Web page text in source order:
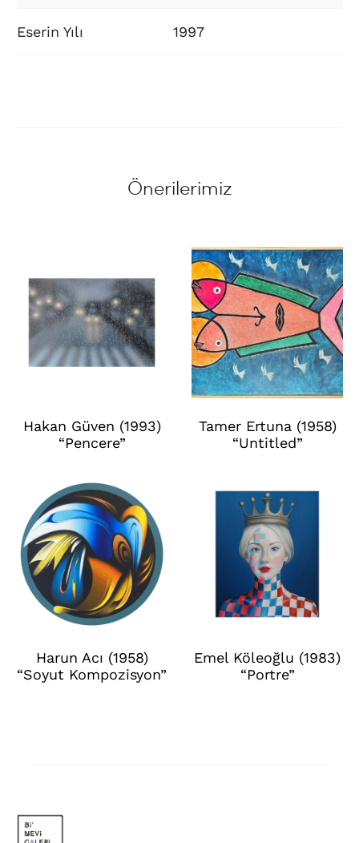
Eserin Yılı 1997
Önerilerimiz
Hakan Güven (1993)
“Pencere”
Tamer Ertuna (1958)
“Untitled”
Harun Acı (1958)
“Soyut Kompozisyon”
Emel Köleoğlu (1983)
“Portre”